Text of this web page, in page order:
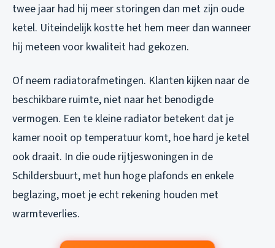
twee jaar had hij meer storingen dan met zijn oude
ketel. Uiteindelijk kostte het hem meer dan wanneer
hij meteen voor kwaliteit had gekozen.
Of neem radiatorafmetingen. Klanten kijken naar de
beschikbare ruimte, niet naar het benodigde
vermogen. Een te kleine radiator betekent dat je
kamer nooit op temperatuur komt, hoe hard je ketel
ook draait. In die oude rijtjeswoningen in de
Schildersbuurt, met hun hoge plafonds en enkele
beglazing, moet je echt rekening houden met
warmteverlies.